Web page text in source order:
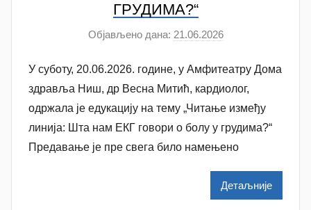
ГРУДИМА?“
Објављено дана: 21.06.2026а
т
о
р
A
n
M
i
У суботу, 20.06.2026. године, у Амфитеатру Дома
здравља Ниш, др Весна Митић, кардиолог,
одржала је едукацију на тему „Читање између
линија: Шта нам ЕКГ говори о болу у грудима?“
Предавање је пре свега било намењено
Детаљније